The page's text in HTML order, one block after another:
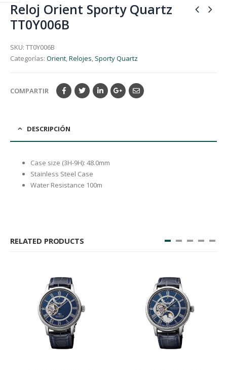
Reloj Orient Sporty Quartz
TT0Y006B
SKU: TT0Y006B
Categorías: Orient,Relojes, Sporty Quartz
COMPARTIR
DESCRIPCIÓN
Case size (3H-9H): 48.0mm
Stainless Steel Case
Water Resistance 100m
RELATED PRODUCTS